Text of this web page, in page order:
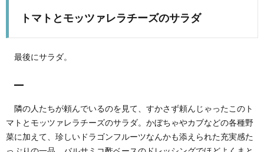
トマトとモッツァレラチーズのサラダ
最後にサラダ。
隣の人たちが頼んでいるのを見て、すかさず頼んじゃったこのト
マトとモッツァレラチーズのサラダ。かぼちゃやカブなどの各種野
菜に加えて、珍しいドラゴンフルーツなんかも添えられた充実感た